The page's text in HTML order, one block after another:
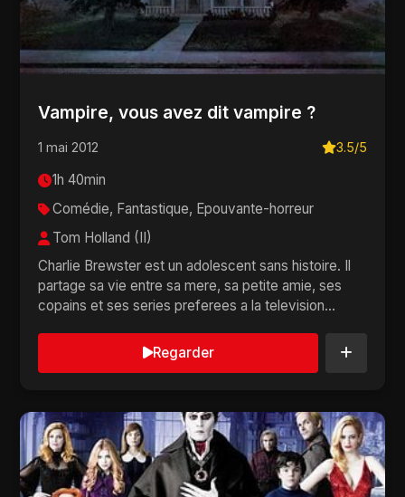
Vampire, vous avez dit vampire ?
1 mai 2012 3.5/5
1h 40min
Comédie, Fantastique, Epouvante-horreur
Tom Holland (II)
Charlie Brewster est un adolescent sans histoire. Il
partage sa vie entre sa mere, sa petite amie, ses
copains et ses series preferees a la television...
Regarder